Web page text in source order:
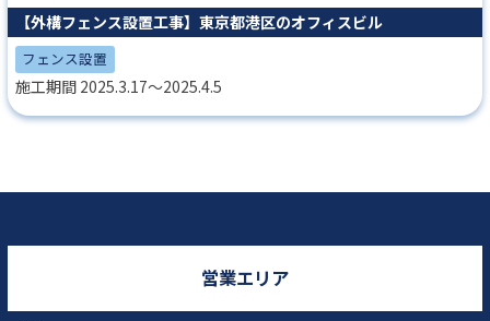
【外構フェンス設置工事】東京都港区のオフィスビル
フェンス設置
施工期間 2025.3.17～2025.4.5
営業エリア